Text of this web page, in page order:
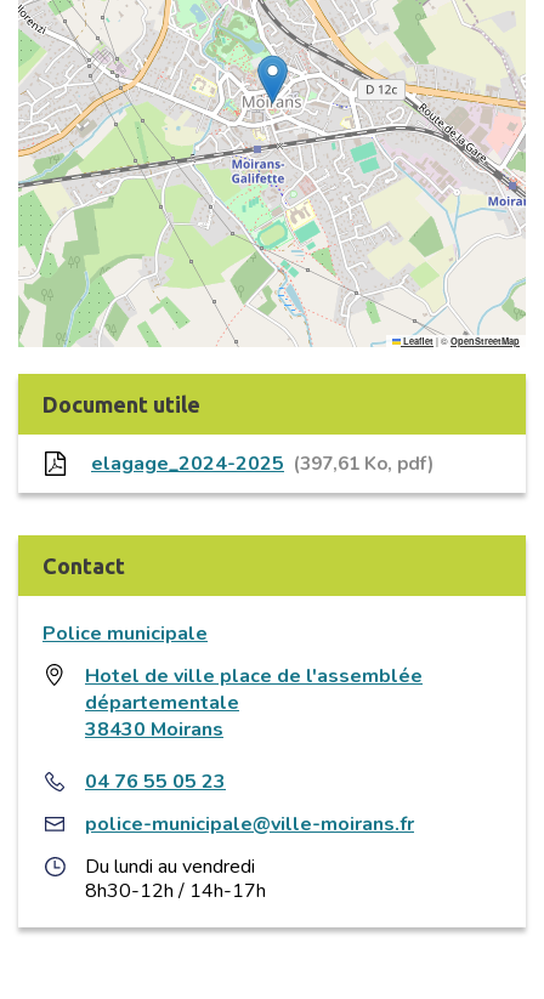
Leaflet |© OpenStreetMap
Document utile
elagage_2024-2025 397,61 Ko, pdf
Contact
Police municipale
Hotel de ville place de l'assemblée
départementale
38430 Moirans
04 76 55 05 23
police-municipale@ville-moirans.fr
Du lundi au vendredi
8h30-12h / 14h-17h